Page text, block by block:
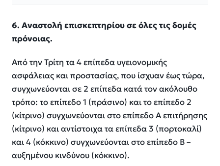
6. Αναστολή επισκεπτηρίου σε όλες τις δομές
πρόνοιας.
Από την Τρίτη τα 4 επίπεδα υγειονομικής
ασφάλειας και προστασίας, που ίσχυαν έως τώρα,
συγχωνεύονται σε 2 επίπεδα κατά τον ακόλουθο
τρόπο: το επίπεδο 1 (πράσινο) και το επίπεδο 2
(κίτρινο) συγχωνεύονται στο επίπεδο Α επιτήρησης
(κίτρινο) και αντίστοιχα τα επίπεδα 3 (πορτοκαλί)
και 4 (κόκκινο) συγχωνεύονται στο επίπεδο Β –
αυξημένου κινδύνου (κόκκινο).